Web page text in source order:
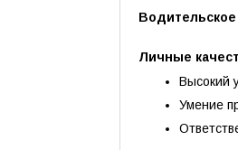
Личные
Высокий
Умение